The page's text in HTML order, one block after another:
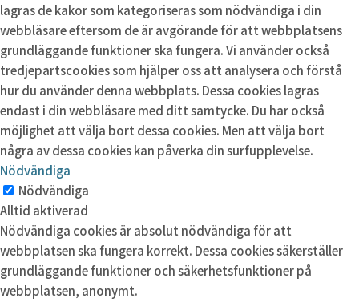
lagras de kakor som kategoriseras som nödvändiga i din
webbläsare eftersom de är avgörande för att webbplatsens
grundläggande funktioner ska fungera. Vi använder också
tredjepartscookies som hjälper oss att analysera och förstå
hur du använder denna webbplats. Dessa cookies lagras
endast i din webbläsare med ditt samtycke. Du har också
möjlighet att välja bort dessa cookies. Men att välja bort
några av dessa cookies kan påverka din surfupplevelse.
Nödvändiga
Nödvändiga
Alltid aktiverad
Nödvändiga cookies är absolut nödvändiga för att
webbplatsen ska fungera korrekt. Dessa cookies säkerställer
grundläggande funktioner och säkerhetsfunktioner på
webbplatsen, anonymt.